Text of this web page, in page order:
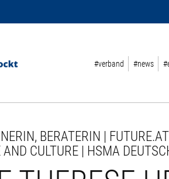
#verband #news
BERATERIN |
AND CULTURE | HSMA